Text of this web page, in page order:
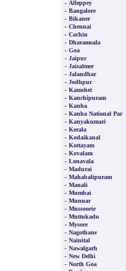
- Alleppey
- Bangalore
- Bikaner
- Chennai
- Cochin
- Dharamsala
- Goa
- Jaipur
- Jaisalmer
- Jalandhar
- Jodhpur
- Kamshet
- Kanchipuram
- Kanha
- Kanha National Par
- Kanyakumari
- Kerala
- Kodaikanal
- Kottayam
- Kovalam
- Lonavala
- Madurai
- Mahabalipuram
- Manali
- Mumbai
- Munnar
- Mussoorie
- Muttukadu
- Mysore
- Nagothane
- Nainital
- Nawalgarh
- New Delhi
- North Goa